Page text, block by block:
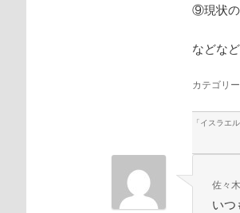
⑨現状の
などな
カテゴリ
「イスラエ
佐々
いつ